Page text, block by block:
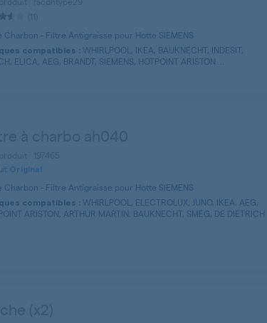
Charbon - Filtre Antigraisse pour Hotte SIEMENS
compatibles : WHIRLPOOL, IKEA, BAUKNECHT, INDESIT,
ELICA, AEG, BRANDT, SIEMENS, HOTPOINT ARISTON ...
Original
Charbon - Filtre Antigraisse pour Hotte SIEMENS
compatibles : WHIRLPOOL, ELECTROLUX, JUNO, IKEA, AEG,
ARISTON, ARTHUR MARTIN, BAUKNECHT, SMEG, DE DIETRICH